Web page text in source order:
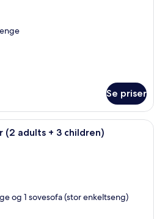
Se priser
2 soveværelser, pengeskab på
adults + 3 children)
og 1 sovesofa (stor enkeltseng)